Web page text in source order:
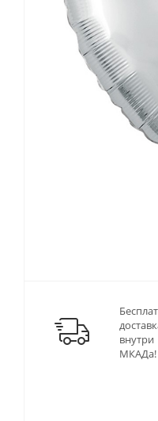
внутри
МКАДа!